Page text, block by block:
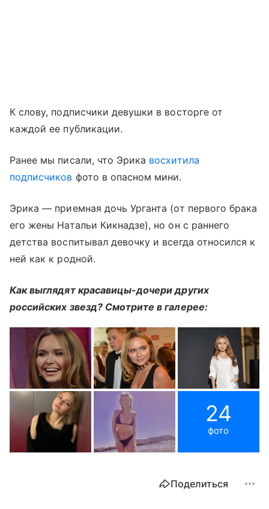
К слову, подписчики девушки в восторге от
каждой ее публикации.
Ранее мы писали, что Эрика восхитила
подписчиков фото в опасном мини.
Эрика — приемная дочь Урганта (от первого брака
его жены Натальи Кикнадзе), но он с раннего
детства воспитывал девочку и всегда относился к
ней как к родной.
Как выглядят красавицы-дочери других
российских звезд? Смотрите в галерее:
24
фото
Поделиться